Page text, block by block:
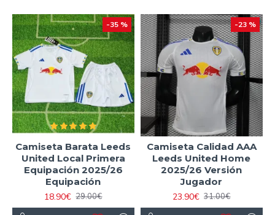
-35 %
Camiseta Barata Leeds
United Local Primera
Equipación 2025/26
Equipación
18.90€ 29.00€
-23 %
Camiseta Calidad AAA
Leeds United Home
2025/26 Versión
Jugador
23.90€ 31.00€